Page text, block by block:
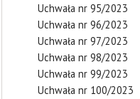
Uchwała nr 95/2023
Uchwała nr 96/2023
Uchwała nr 97/2023
Uchwała nr 98/2023
Uchwała nr 99/2023
Uchwała nr 100/2023